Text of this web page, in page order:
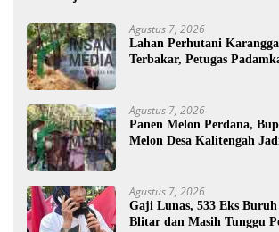
Agustus 7, 2026
Lahan Perhutani
Terbakar, Petugas
Agustus 7, 2026
Panen Melon Perdana,
Melon Desa Kalitengah
Agustus 7, 2026
Gaji Lunas, 533 Eks
Blitar dan Masih Tunggu